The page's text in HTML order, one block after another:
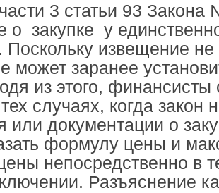
3 статьи 93
о закупке у
Поскольку извещение не
может заранее
из этого,
случаях, когда закон
или документации о
формулу цены и
непосредственно в
Разъяснение